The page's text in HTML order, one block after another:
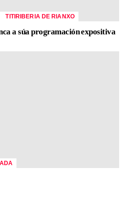
TITIRIBERIA DE RIANXO
a súa programación expositiva